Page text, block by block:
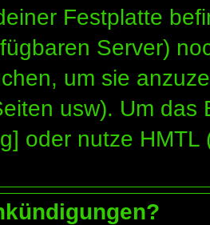
Festplatte
Server)
um sie
usw). Um
oder nutze HMTL